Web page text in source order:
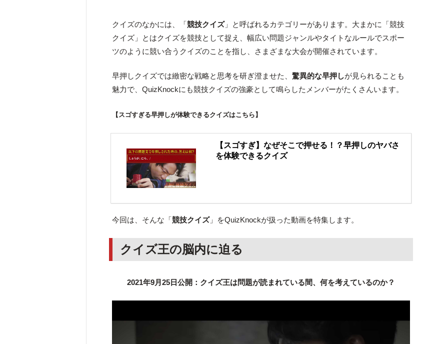
クイズのなかには、「競技クイズ」と呼ばれるカテゴリーがあります。大まかに「競技
クイズ」とはクイズを競技として捉え、幅広い問題ジャンルやタイトなルールでスポー
ツのように競い合うクイズのことを指し、さまざまな大会が開催されています。
早押しクイズでは緻密な戦略と思考を研ぎ澄ませた、驚異的な早押しが見られることも
魅力で、QuizKnockにも競技クイズの強豪として鳴らしたメンバーがたくさんいます。
【スゴすぎる早押しが体験できるクイズはこちら】
【スゴすぎ】なぜそこで押せる！？早押しのヤバさ
を体験できるクイズ
今回は、そんな「競技クイズ」をQuizKnockが扱った動画を特集します。
クイズ王の脳内に迫る
2021年9月25日公開：クイズ王は問題が読まれている間、何を考えているのか？